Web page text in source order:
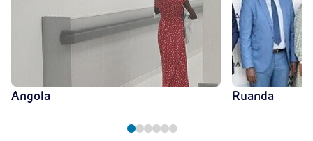
Angola Ruanda